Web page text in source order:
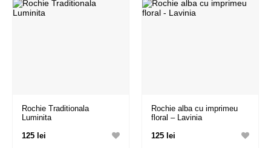
Rochie Traditionala
Luminita
125 lei
Rochie alba cu imprimeu
floral – Lavinia
125 lei